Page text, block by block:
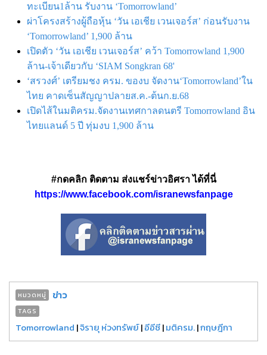
ทะเบียน1ล้าน รับงาน ‘Tomorrowland’
ผ่าโครงสร้างผู้ถือหุ้น ‘วัน เอเชีย เวนเจอร์ส’ ก่อนรับงาน
‘Tomorrowland’ 1,900 ล้าน
เปิดตัว ‘วัน เอเชีย เวนเจอร์ส’ คว้า Tomorrowland 1,900
ล้าน-เจ้าเดียวกับ ‘SIAM Songkran 68'
‘สรวงศ์’ เตรียมชง ครม. ของบ จัดงาน‘Tomorrowland’ใน
ไทย คาดเซ็นสัญญาปลายส.ค.-ต้นก.ย.68
เปิดไส้ในมติครม.จัดงานเทศกาลดนตรี Tomorrowland อิน
ไทยแลนด์ 5 ปี ทุ่มงบ 1,900 ล้าน
#กดคลิก ติดตาม ส่งแชร์ข่าวอิศรา ได้ที่นี่
https://www.facebook.com/isranewsfanpage
หมวดหมู่ ข่าว
TAGS
Tomorrowland |จิรายุ ห่วงทรัพย์|อีอีซี|มติครม.|กฤษฎีกา